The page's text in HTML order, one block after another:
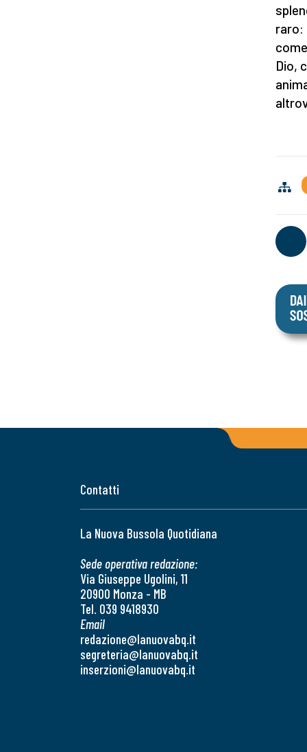
raro:
Dio,
Contatti
La Nuova Bussola Quotidiana
Sede operativa redazione:
Via Giuseppe Ugolini, 11
20900 Monza - MB
Tel. 039 9418930
Email
redazione@lanuovabq.it
segreteria@lanuovabq.it
inserzioni@lanuovabq.it